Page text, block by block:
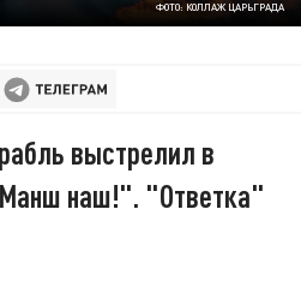
ФОТО: КОЛЛАЖ ЦАРЬГРАДА
выстрелил в
наш!". "Ответка"